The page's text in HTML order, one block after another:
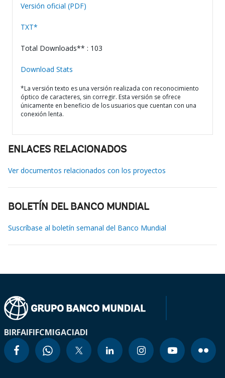
Versión oficial (PDF)
TXT*
Total Downloads** : 103
Download Stats
*La versión texto es una versión realizada con reconocimiento
óptico de caracteres, sin corregir. Esta versión se ofrece
únicamente en beneficio de los usuarios que cuentan con una
conexión lenta.
ENLACES RELACIONADOS
Ver documentos relacionados con los proyectos
BOLETÍN DEL BANCO MUNDIAL
Suscríbase al boletín semanal del Banco Mundial
BIRFAIFIFCMIGACIADI